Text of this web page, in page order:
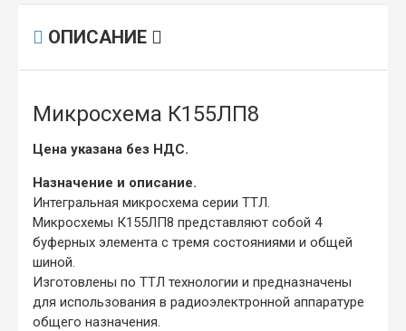
ОПИСАНИЕ
Микросхема К155ЛП8
Цена указана без НДС.
Назначение и описание.
Интегральная микросхема серии ТТЛ.
Микросхемы К155ЛП8 представляют собой 4
буферных элемента с тремя состояниями и общей
шиной.
Изготовлены по ТТЛ технологии и предназначены
для использования в радиоэлектронной аппаратуре
общего назначения.